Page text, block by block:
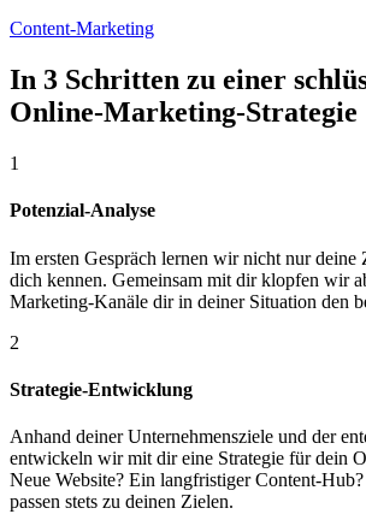
Content-Marketing
In 3 Schritten zu einer
Online-Marketing-Strategie
1
Potenzial-Analyse
Im ersten Gespräch lernen wir nicht nur deine
dich kennen. Gemeinsam mit dir klopfen wir
Marketing-Kanäle dir in deiner Situation den
2
Strategie-Entwicklung
Anhand deiner Unternehmensziele und der
entwickeln wir mit dir eine Strategie für dein
Neue Website? Ein langfristiger Content-
passen stets zu deinen Zielen.